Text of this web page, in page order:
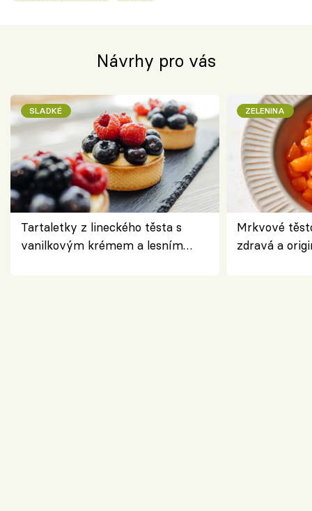
Návrhy pro vás
SLADKÉ
Tartaletky z lineckého těsta s
vanilkovým krémem a lesním
ZELENINA
Mrkvové
zdravá a